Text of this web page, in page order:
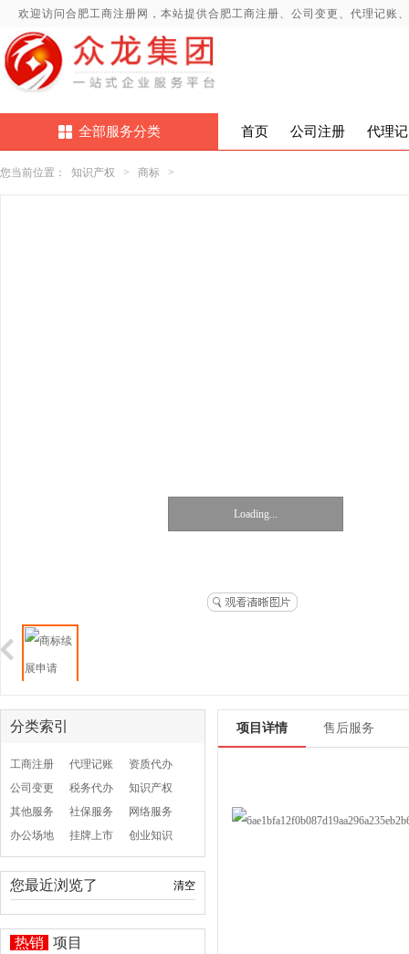
欢迎访问合肥工商注册网，本站提供合肥工商注册、公司变更、代理记账
全部服务分类 首页 公司注册 代理
您当前位置： 知识产权 > 商标 >
Loading...
分类索引
工商注册 代理记账
资质代办
公司变更
税务代办
知识产权
其他服务
社保服务
网络服务
办公场地
挂牌上市 创业知识
清空
您最近浏览了
热销 项目
项目详情 售后服务